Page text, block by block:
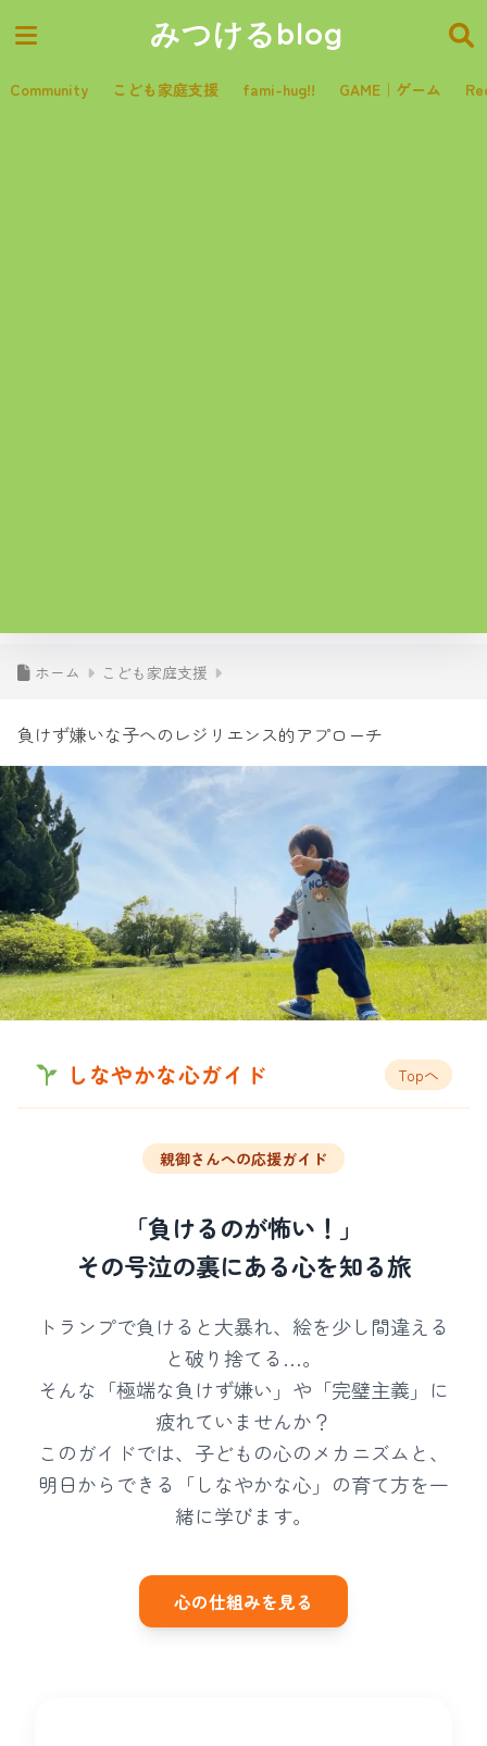
みつけるblog
Community こども家庭支援 fami-hug!! GAME｜ゲーム
ホーム こども家庭支援
負けず嫌いな子へのレジリエンス的アプローチ
しなやかな心ガイド Topへ
親御さんへの応援ガイド
「負けるのが怖い！」
その号泣の裏にある心を知る旅
トランプで負けると大暴れ、絵を少し間違える
と破り捨てる…。
そんな「極端な負けず嫌い」や「完璧主義」に
疲れていませんか？
このガイドでは、子どもの心のメカニズムと、
明日からできる「しなやかな心」の育て方を一
緒に学びます。
心の仕組みを見る